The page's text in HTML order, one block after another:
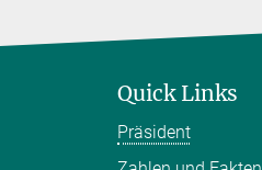
Quick Links
Präsident